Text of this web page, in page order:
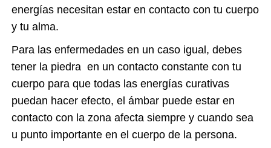
energías necesitan estar en contacto con tu cuerpo
y tu alma.
Para las enfermedades en un caso igual, debes
tener la piedra en un contacto constante con tu
cuerpo para que todas las energías curativas
puedan hacer efecto, el ámbar puede estar en
contacto con la zona afecta siempre y cuando sea
u punto importante en el cuerpo de la persona.